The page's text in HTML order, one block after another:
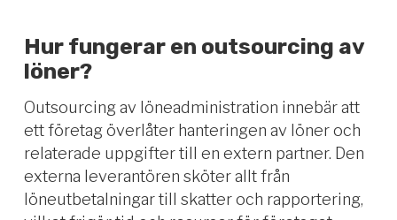
Hur fungerar en outsourcing av
löner?
Outsourcing av löneadministration innebär att
ett företag överlåter hanteringen av löner och
relaterade uppgifter till en extern partner. Den
externa leverantören sköter allt från
löneutbetalningar till skatter och rapportering,